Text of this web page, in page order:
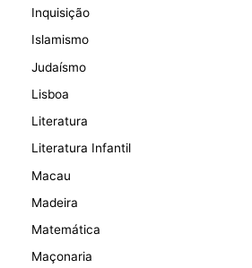
Inquisição
Islamismo
Judaísmo
Lisboa
Literatura
Literatura Infantil
Macau
Madeira
Matemática
Maçonaria